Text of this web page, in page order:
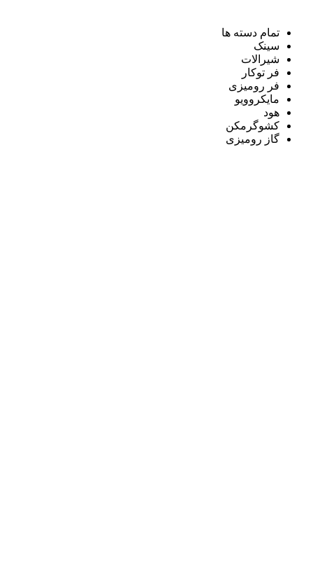
تمام دسته ها
سینک
شیرالات
فر توکار
فر رومیزی
مایکروویو
هود
کشوگرمکن
گاز رومیزی